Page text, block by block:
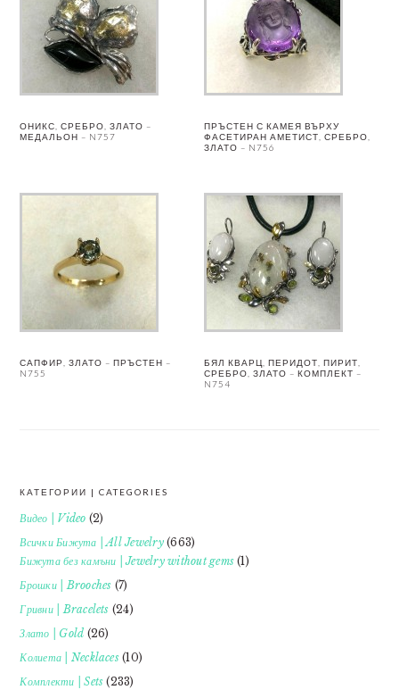
ОНИКС, СРЕБРО, ЗЛАТО –
МЕДАЛЬОН – N757
ПРЪСТЕН С КАМЕЯ ВЪРХУ
ФАСЕТИРАН АМЕТИСТ, СРЕБРО,
ЗЛАТО – N756
САПФИР, ЗЛАТО – ПРЪСТЕН –
N755
БЯЛ КВАРЦ, ПЕРИДОТ, ПИРИТ,
СРЕБРО, ЗЛАТО – КОМПЛЕКТ –
N754
FOOTER
КАТЕГОРИИ | CATEGORIES
Видео | Video (2)
Всички Бижута | All Jewelry(663)
Бижута без камъни | Jewelry without gems (1)
Брошки | Brooches (7)
Гривни | Bracelets (24)
Злато | Gold (26)
Колиета | Necklaces(10)
Комплекти | Sets (233)